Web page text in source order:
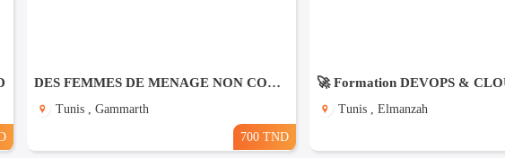
DES FEMMES DE MENAGE NON COUCHANTES A Gmmarth
Tunis , Gammarth
700 TND
Tunis , Elmanzah